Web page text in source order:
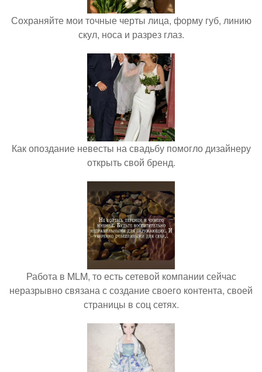
Сохраняйте мои точные черты лица, форму губ, линию
скул, носа и разрез глаз.
Как опоздание невесты на свадьбу помогло дизайнеру
открыть свой бренд.
Работа в MLM, то есть сетевой компании сейчас
неразрывно связана с создание своего контента, своей
страницы в соц сетях.